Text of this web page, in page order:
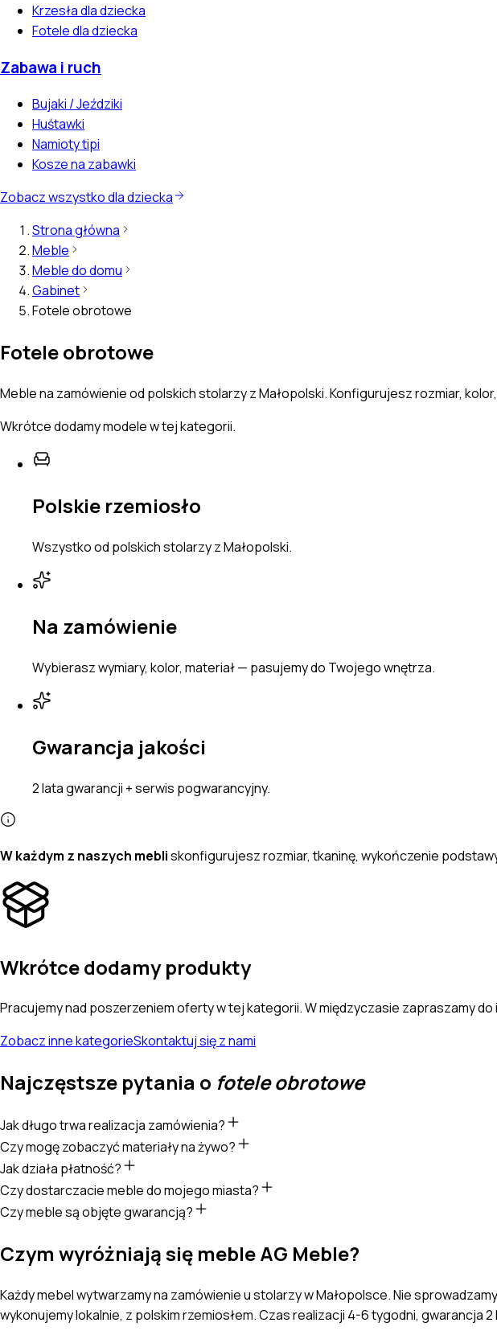
Krzesła dla dziecka
Fotele dla dziecka
Zabawa i ruch
Bujaki / Jeździki
Huśtawki
Namioty tipi
Kosze na zabawki
Zobacz wszystko dla dziecka
Strona główna
Meble
Meble do domu
Gabinet
Fotele obrotowe
Fotele obrotowe
Meble na zamówienie od polskich stolarzy z Małopolski. Konfigurujesz rozmiar,
Wkrótce dodamy modele w tej kategorii.
Polskie rzemiosło
Wszystko od polskich stolarzy z Małopolski.
Na zamówienie
Wybierasz wymiary, kolor, materiał — pasujemy do Twojego wnętrza.
Gwarancja jakości
2 lata gwarancji + serwis pogwarancyjny.
W każdym z naszych mebliskonfigurujeszrozmiar, tkaninę, wykończenie
Wkrótce dodamy produkty
Pracujemy nad poszerzeniem oferty w tej kategorii. W międzyczasie zapraszamy
Zobacz inne kategorieSkontaktuj się z nami
Najczęstsze pytania o fotele obrotowe
Jak długo trwa realizacja zamówienia?
Czy mogę zobaczyć materiały na żywo?
Jak działa płatność?
Czy dostarczacie meble do mojego miasta?
Czy meble są objęte gwarancją?
Czym wyróżniają się meble AG Meble?
Każdy mebel wytwarzamy na zamówienie u stolarzy w Małopolsce. Nie
wykonujemy lokalnie, z polskim rzemiosłem. Czas realizacji 4-6 tygodni, gwarancja 2